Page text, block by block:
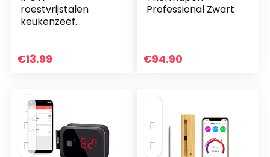
roestvrijstalen
keukenzeef
set met 3 maten
€13.99
Professional Zwart
€94.90